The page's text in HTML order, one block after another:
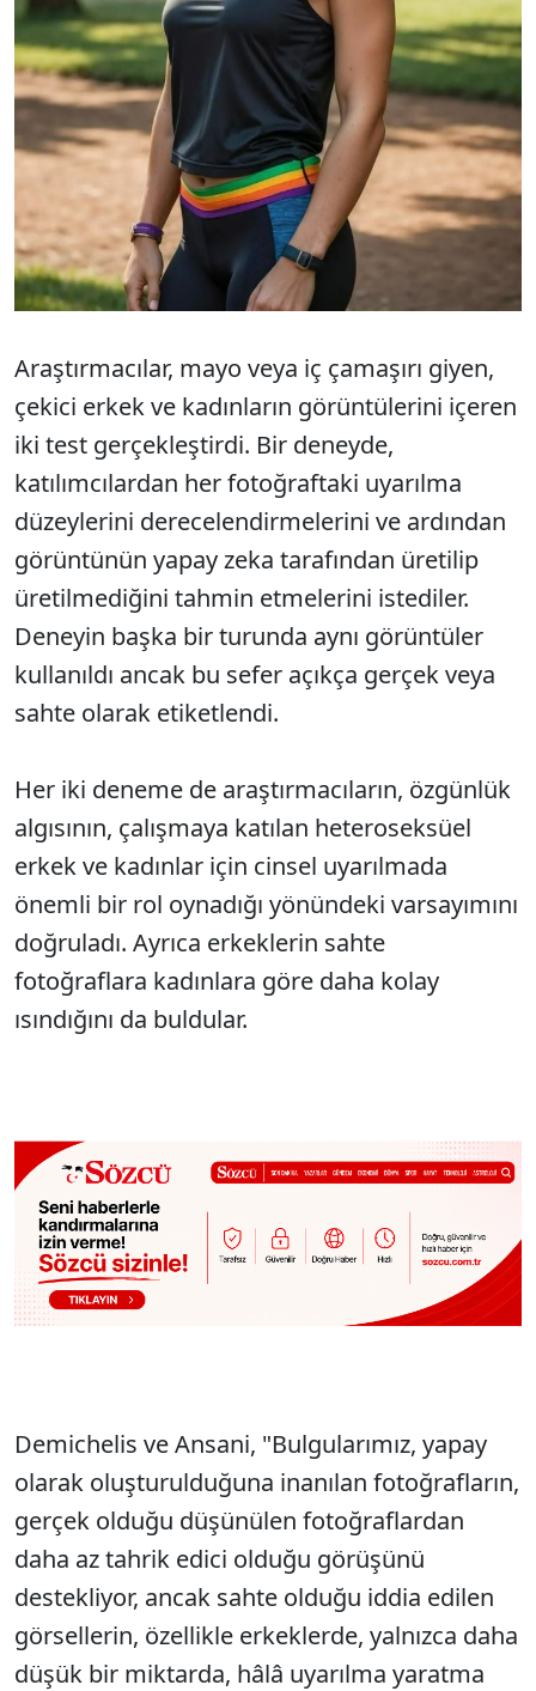
Araştırmacılar, mayo veya iç çamaşırı giyen,
çekici erkek ve kadınların görüntülerini içeren
iki test gerçekleştirdi. Bir deneyde,
katılımcılardan her fotoğraftaki uyarılma
düzeylerini derecelendirmelerini ve ardından
görüntünün yapay zeka tarafından üretilip
üretilmediğini tahmin etmelerini istediler.
Deneyin başka bir turunda aynı görüntüler
kullanıldı ancak bu sefer açıkça gerçek veya
sahte olarak etiketlendi.
Her iki deneme de araştırmacıların, özgünlük
algısının, çalışmaya katılan heteroseksüel
erkek ve kadınlar için cinsel uyarılmada
önemli bir rol oynadığı yönündeki varsayımını
doğruladı. Ayrıca erkeklerin sahte
fotoğraflara kadınlara göre daha kolay
ısındığını da buldular.
Demichelis ve Ansani, "Bulgularımız, yapay
olarak oluşturulduğuna inanılan fotoğrafların,
gerçek olduğu düşünülen fotoğraflardan
daha az tahrik edici olduğu görüşünü
destekliyor, ancak sahte olduğu iddia edilen
görsellerin, özellikle erkeklerde, yalnızca daha
düşük bir miktarda, hâlâ uyarılma yaratma